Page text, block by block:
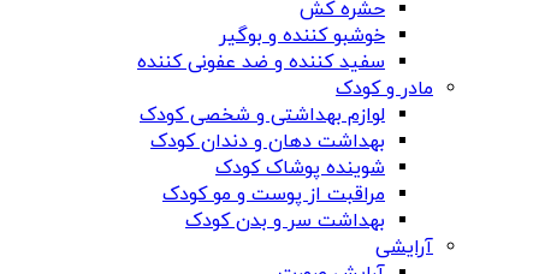
حشره کش
خوشبو کننده و بوگیر
سفید کننده و ضد عفونی کننده
مادر و کودک
لوازم بهداشتی و شخصی کودک
بهداشت دهان و دندان کودک
شوینده پوشاک کودک
مراقبت از پوست و مو کودک
بهداشت سر و بدن کودک
آرایشی